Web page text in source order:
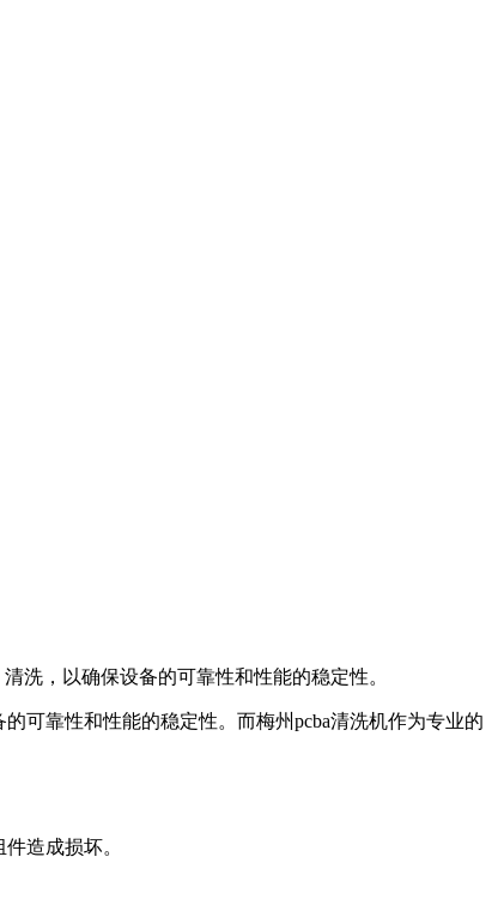
洗，以确保设备的可靠性和性能的稳定性。
可靠性和性能的稳定性。而梅州pcba清洗机作为专业的
造成损坏。